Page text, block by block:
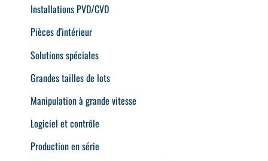
Installations PVD/CVD
Pièces d'intérieur
Solutions spéciales
Grandes tailles de lots
Manipulation à grande vitesse
Logiciel et contrôle
Production en série